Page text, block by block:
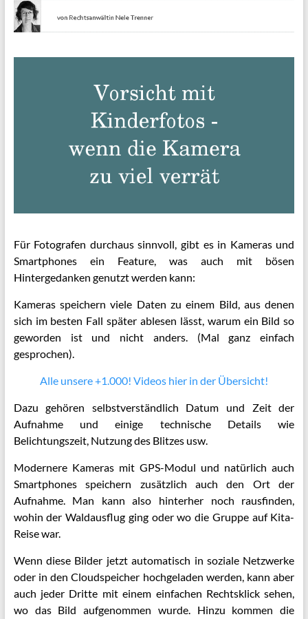
Für Fotografen durchaus sinnvoll, gibt es in Kameras und
Smartphones ein Feature, was auch mit bösen
Hintergedanken genutzt werden kann:
Kameras speichern viele Daten zu einem Bild, aus denen
sich im besten Fall später ablesen lässt, warum ein Bild so
geworden ist und nicht anders. (Mal ganz einfach
gesprochen).
Alle unsere +1.000! Videos hier in der Übersicht!
Dazu gehören selbstverständlich Datum und Zeit der
Aufnahme und einige technische Details wie
Belichtungszeit, Nutzung des Blitzes usw.
Modernere Kameras mit GPS-Modul und natürlich auch
Smartphones speichern zusätzlich auch den Ort der
Aufnahme. Man kann also hinterher noch rausfinden,
wohin der Waldausflug ging oder wo die Gruppe auf Kita-
Reise war.
Wenn diese Bilder jetzt automatisch in soziale Netzwerke
oder in den Cloudspeicher hochgeladen werden, kann aber
auch jeder Dritte mit einem einfachen Rechtsklick sehen,
wo das Bild aufgenommen wurde. Hinzu kommen die